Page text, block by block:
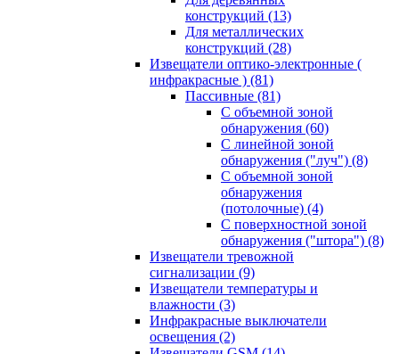
конструкций (13)
Для металлических
конструкций (28)
Извещатели оптико-электронные (
инфракрасные ) (81)
Пассивные (81)
С объемной зоной
обнаружения (60)
С линейной зоной
обнаружения ("луч") (8)
С объемной зоной
обнаружения
(потолочные) (4)
С поверхностной зоной
обнаружения ("штора") (8)
Извещатели тревожной
сигнализации (9)
Извещатели температуры и
влажности (3)
Инфракрасные выключатели
освещения (2)